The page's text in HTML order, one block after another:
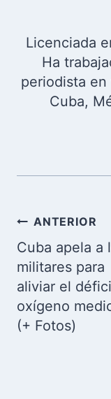
Licenciada
Ha
periodista en
Cuba,
de
entradas
ANTERIOR
Cuba apela a
militares para
aliviar el
oxígeno
(+ Fotos)